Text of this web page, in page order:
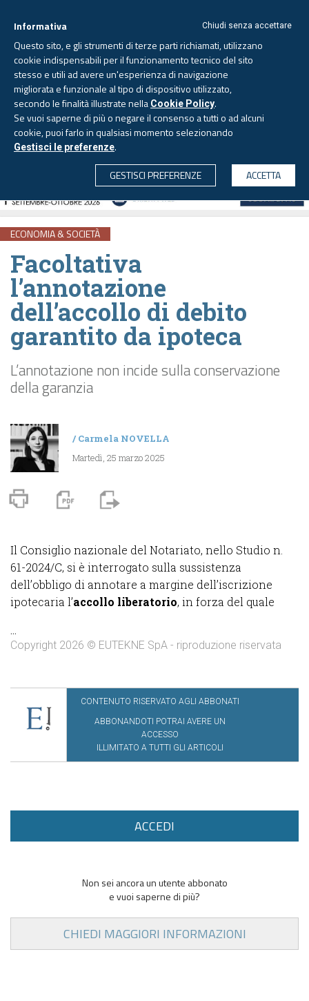
CERCA
Domenica, 9 agosto 2026
ECONOMIA & SOCIETÀ
Facoltativa
l’annotazione
dell’accollo di debito
garantito da ipoteca
L’annotazione non incide sulla conservazione
della garanzia
/Carmela NOVELLA
Martedì, 25 marzo 2025
Il Consiglio nazionale del Notariato, nello Studio n.
61-2024/C, si è interrogato sulla sussistenza
dell’obbligo di annotare a margine dell’iscrizione
ipotecaria l’accollo liberatorio, in forza del quale
...
Copyright 2026 © EUTEKNE SpA - riproduzione riservata
CONTENUTO RISERVATO AGLI ABBONATI
ABBONANDOTI POTRAI AVERE UN
ACCESSO
ILLIMITATO A TUTTI GLI ARTICOLI
ACCEDI
Non sei ancora un utente abbonato
e vuoi saperne di più?
CHIEDI MAGGIORI INFORMAZIONI
Chiudi senza accettare
Informativa
Questo sito, e gli strumenti di terze parti richiamati, utilizzano
cookie indispensabili per il funzionamento tecnico del sito
stesso e utili ad avere un'esperienza di navigazione
migliorata e funzionale al tipo di dispositivo utilizzato,
secondo le finalità illustrate nella Cookie Policy.
Se vuoi saperne di più o negare il consenso a tutti o ad alcuni
cookie, puoi farlo in qualsiasi momento selezionando
Gestisci le preferenze.
GESTISCI PREFERENZE
ACCETTA